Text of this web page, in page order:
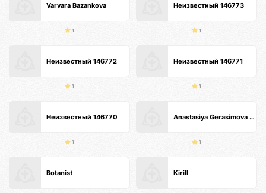
Varvara Bazankova
1
Неизвестный 146773
1
Неизвестный 146772
1
Неизвестный 146771
1
Неизвестный 146770
1
Anastasiya Gerasimova Анти-кризисные продажи
1
Botanist Kirill